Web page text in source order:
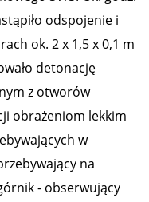
odspojenie i
ok. 2 x 1,5 x 0,1 m
detonację
z otworów
obrażeniom lekkim
w
na
- obserwujący